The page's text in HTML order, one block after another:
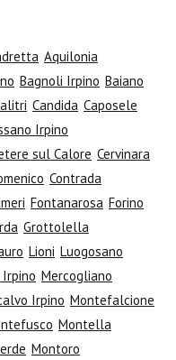
Aquilonia
Bagnoli Irpino Baiano
Candida Caposele
Irpino
sul Calore Cervinara
Contrada
Fontanarosa Forino
Grottolella
Lioni Luogosano
Mercogliano
Irpino Montefalcione
Montella
Montoro